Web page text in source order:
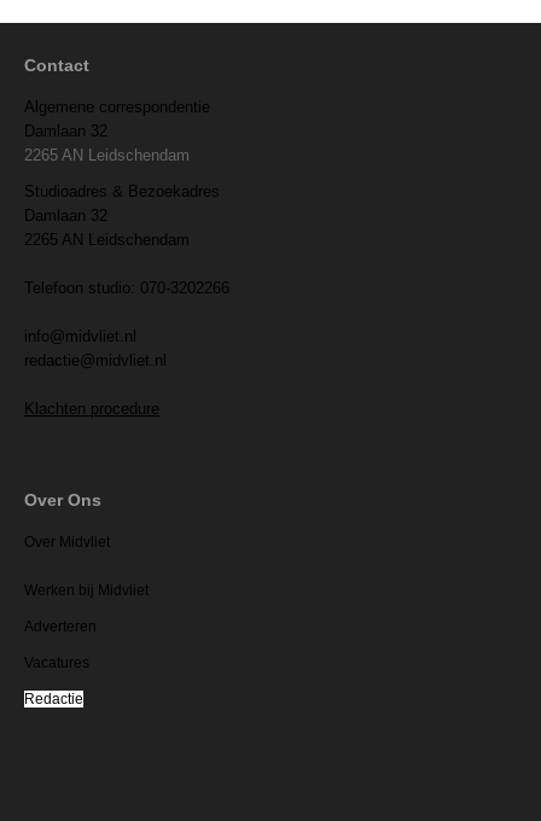
Contact
Algemene correspondentie
Damlaan 32
2265 AN Leidschendam
Studioadres & Bezoekadres
Damlaan 32
2265 AN Leidschendam
Telefoon studio: 070-3202266
info@midvliet.nl
redactie@midvliet.nl
Klachten procedure
Over Ons
Over Midvliet
Werken bij Midvliet
Adverteren
Vacatures
Redactie